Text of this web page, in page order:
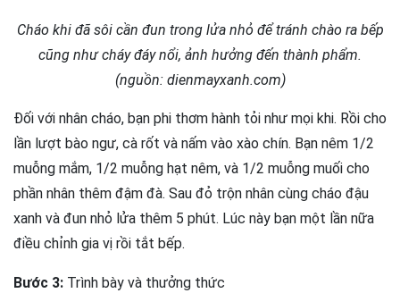
Cháo khi đã sôi cần đun trong lửa nhỏ để tránh chào ra bếp
cũng như cháy đáy nổi, ảnh hưởng đến thành phẩm.
(nguồn: dienmayxanh.com)
Đối với nhân cháo, bạn phi thơm hành tỏi như mọi khi. Rồi cho
lần lượt bào ngư, cà rốt và nấm vào xào chín. Bạn nêm 1/2
muỗng mắm, 1/2 muỗng hạt nêm, và 1/2 muỗng muối cho
phần nhân thêm đậm đà. Sau đỏ trộn nhân cùng cháo đậu
xanh và đun nhỏ lửa thêm 5 phút. Lúc này bạn một lần nữa
điều chỉnh gia vị rồi tắt bếp.
Bước 3: Trình bày và thưởng thức